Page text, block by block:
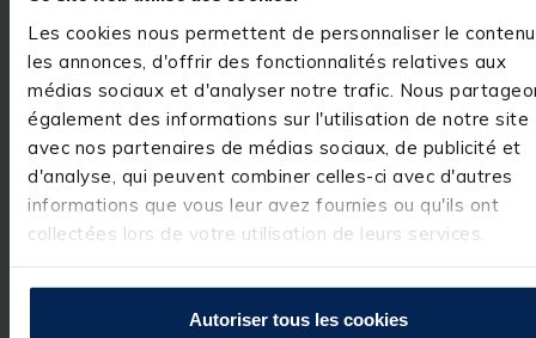
Les cookies nous permettent de personnaliser le
les annonces, d'offrir des fonctionnalités relatives aux
médias sociaux et d'analyser notre trafic. Nous
également des informations sur l'utilisation de notre site
avec nos partenaires de médias sociaux, de publicité et
d'analyse, qui peuvent combiner celles-ci avec d'autres
informations que vous leur avez fournies ou qu'ils ont
collectées lors de votre utilisation de leurs services.
Autoriser tous les cookies
couleures vives, Un pack pour les eaux teintés
mais attention reste très efficace en eau
claire.
Détails
Caractéristiques du STK Shad 6":
Taille : 15cm
Quantité/Sachet : x3
Taille du leurre
Taille du leurre
en pouce
Taille de
l’hameçon